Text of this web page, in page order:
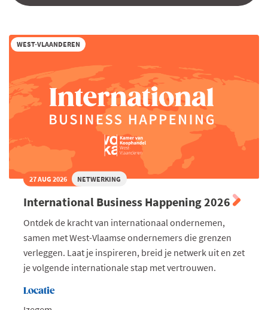
WEST-VLAANDEREN
27 AUG 2026 NETWERKING
International Business Happening 2026
Ontdek de kracht van internationaal ondernemen,
samen met West-Vlaamse ondernemers die grenzen
verleggen. Laat je inspireren, breid je netwerk uit en zet
je volgende internationale stap met vertrouwen.
Locatie